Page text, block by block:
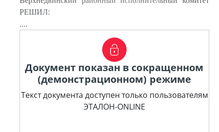
РЕШИЛ:
....
Документ показан в сокращенном
(демонстрационном) режиме
Текст документа доступен только пользователям
ЭТАЛОН-ONLINE